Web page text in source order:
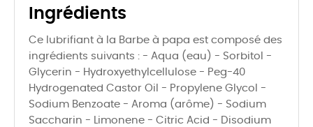
Ingrédients
Ce lubrifiant à la Barbe à papa est composé des
ingrédients suivants : - Aqua (eau) - Sorbitol -
Glycerin - Hydroxyethylcellulose - Peg-40
Hydrogenated Castor Oil - Propylene Glycol -
Sodium Benzoate - Aroma (arôme) - Sodium
Saccharin - Limonene - Citric Acid - Disodium